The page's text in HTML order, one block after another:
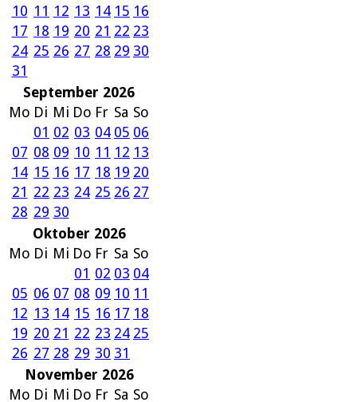
10 11 12 13 14 15 16
17 18 19 20 21 22 23
24 25 26 27 28 29 30
31
September 2026
Mo Di Mi Do Fr Sa So
01 02 03 04 05 06
07 08 09 10 11 12 13
14 15 16 17 18 19 20
21 22 23 24 25 26 27
28 29 30
Oktober 2026
Mo Di Mi Do Fr Sa So
01 02 03 04
05 06 07 08 09 10 11
12 13 14 15 16 17 18
19 20 21 22 23 24 25
26 27 28 29 30 31
November 2026
Mo Di Mi Do Fr Sa So